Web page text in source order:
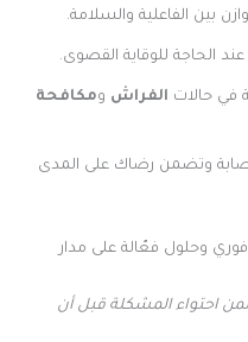
بين الفاعلية والسلامة.
الحاجة للوقاية القصوى.
في حالات الفراش ومكافحة
وتضمن رضاك على المدى
وحلول فعّالة على مدار
احتواء المشكلة قبل أن